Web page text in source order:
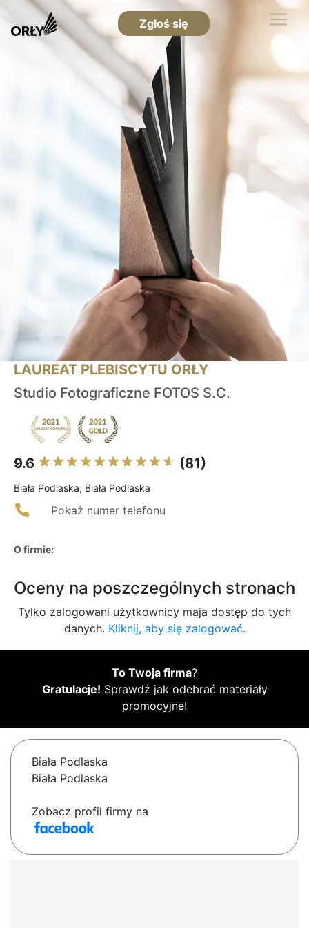
Zgłoś się
LAUREAT PLEBISCYTU ORŁY
Studio Fotograficzne FOTOS S.C.
9.6 (81)
Biała Podlaska, Biała Podlaska
Pokaż numer telefonu
O firmie:
Oceny na poszczególnych stronach
Tylko zalogowani użytkownicy maja dostęp do tych
danych. Kliknij, aby się zalogować.
To Twoja firma?
Gratulacje! Sprawdź jak odebrać materiały
promocyjne!
Biała Podlaska
Biała Podlaska
Zobacz profil firmy na